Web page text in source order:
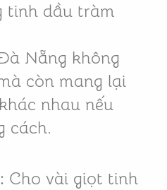
tinh dầu tràm
Nẵng không
còn mang lại
nhau nếu
cách.
Cho vài giọt tinh